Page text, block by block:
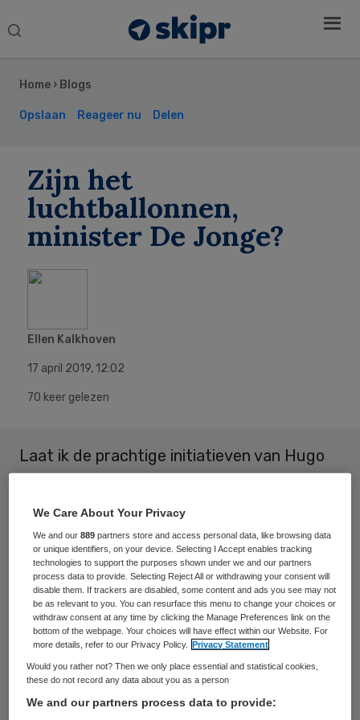
Search
Home › Blogs
Opslaan Reageer nu Delen
Zijn het
luchtballonnen,
minister De Jonge?
Ellen Kalkhoven
17 april 2019, 12:02
70 keer gelezen
Laat ik de prachtige initiatieven van Hugo
de Jonge, onze CDA-minister van
Volksgezondheid, niet direct de grond in
boren. Want ja, we hebben het
enthousiasme, de daadkracht, de rake
opmerkingen en het starten van
projectgroepen echt nodig.
Maar wat wordt uiteindelijk realiteit? Zijn
we daar dan nog in geïnteresseerd? Vinden
we dat dan nog belangrijk? Of is het
starten van een initiatief voldoende en zijn
Sidebar
We Care About Your Privacy
We and our889 partners store and access personal data, like browsing data
or unique identifiers, on your device. Selecting I Accept enables tracking
technologies to support the purposes shown under we and our partners
process data to provide. Selecting Reject All or withdrawing your consent will
disable them. If trackers are disabled, some content and ads you see may not
be as relevant to you. You can resurface this menu to change your choices or
withdraw consent at any time by clicking the Manage Preferences link on the
bottom of the webpage. Your choices will have effect within our Website. For
more details, refer to our Privacy Policy.
Privacy Statement
Would you rather not? Then we only place essential and statistical cookies,
these do not record any data about you as a person
We and our partners process data to provide: